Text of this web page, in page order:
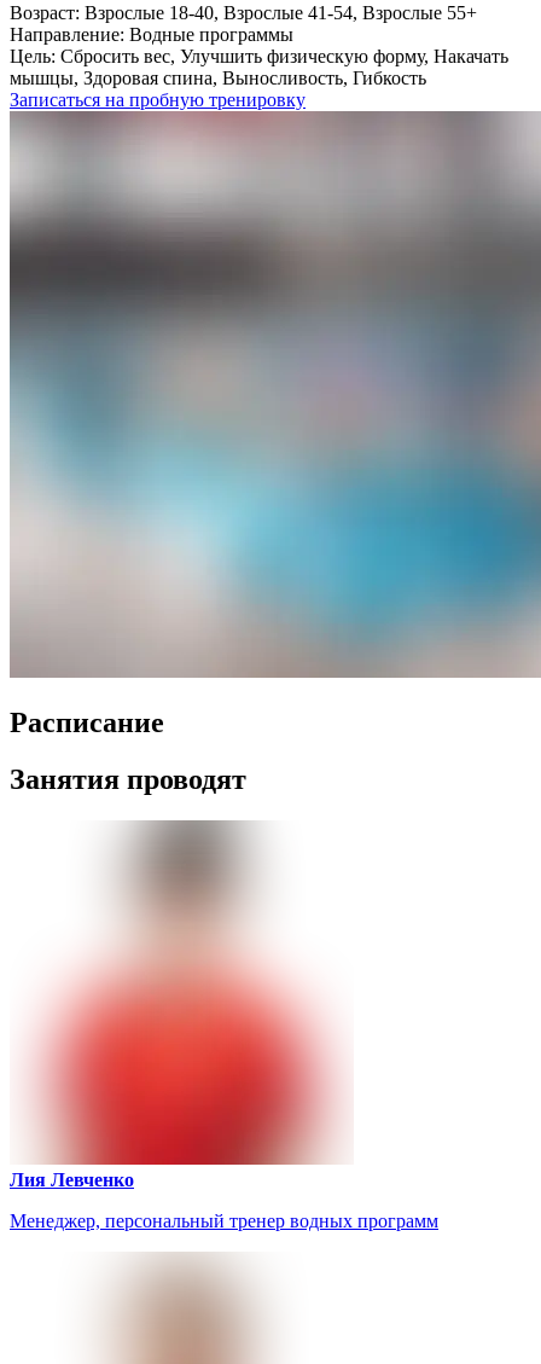
Возраст: Взрослые 18-40, Взрослые 41-54, Взрослые 55+
Направление: Водные программы
Цель: Сбросить вес, Улучшить физическую форму, Накачать
мышцы, Здоровая спина, Выносливость, Гибкость
Записаться на пробную тренировку
Распиcание
Занятия проводят
Лия Левченко
Менеджер, персональный тренер водных программ